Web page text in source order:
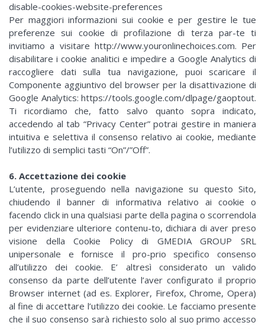
disable-cookies-website-preferences
Per maggiori informazioni sui cookie e per gestire le tue
preferenze sui cookie di profilazione di terza par-te ti
invitiamo a visitare http://www.youronlinechoices.com. Per
disabilitare i cookie analitici e impedire a Google Analytics di
raccogliere dati sulla tua navigazione, puoi scaricare il
Componente aggiuntivo del browser per la disattivazione di
Google Analytics: https://tools.google.com/dlpage/gaoptout.
Ti ricordiamo che, fatto salvo quanto sopra indicato,
accedendo al tab “Privacy Center” potrai gestire in maniera
intuitiva e selettiva il consenso relativo ai cookie, mediante
l’utilizzo di semplici tasti “On”/”Off”.
6. Accettazione dei cookie
L’utente, proseguendo nella navigazione su questo Sito,
chiudendo il banner di informativa relativo ai cookie o
facendo click in una qualsiasi parte della pagina o scorrendola
per evidenziare ulteriore contenu-to, dichiara di aver preso
visione della Cookie Policy di GMEDIA GROUP SRL
unipersonale e fornisce il pro-prio specifico consenso
all’utilizzo dei cookie. E’ altresì considerato un valido
consenso da parte dell’utente l’aver configurato il proprio
Browser internet (ad es. Explorer, Firefox, Chrome, Opera)
al fine di accettare l’utilizzo dei cookie. Le facciamo presente
che il suo consenso sarà richiesto solo al suo primo accesso